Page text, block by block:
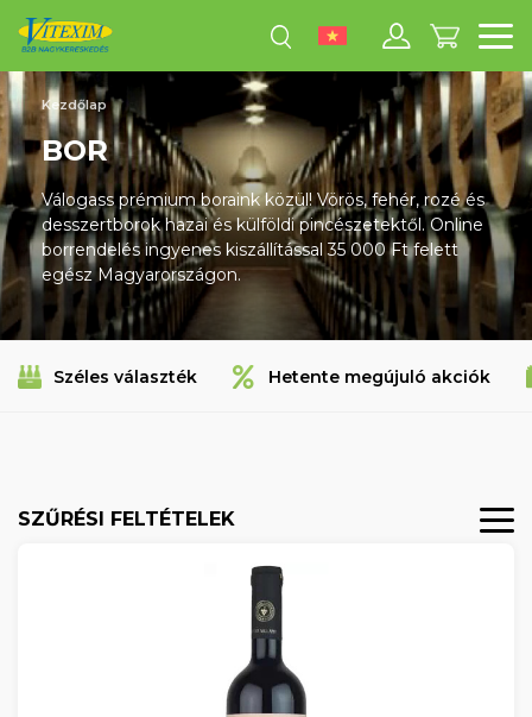
Kezdőlap
BOR
Válogass prémium boraink közül! Vörös, fehér, rozé és
desszertborok hazai és külföldi pincészetektől. Online
borrendelés ingyenes kiszállítással 35 000 Ft felett
egész Magyarországon.
Széles választék Hetente megújuló akciók
SZŰRÉSI FELTÉTELEK